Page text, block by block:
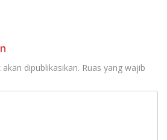
dipublikasikan. Ruas yang wajib